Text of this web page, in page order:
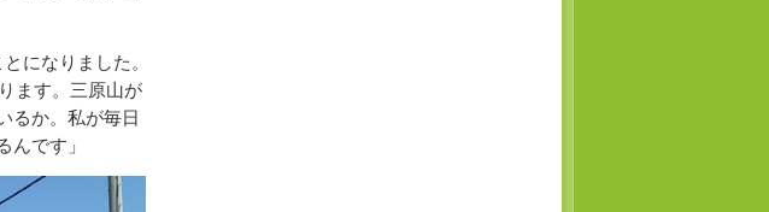
になりました。
ます。三原山が
るか。私が毎日
です」